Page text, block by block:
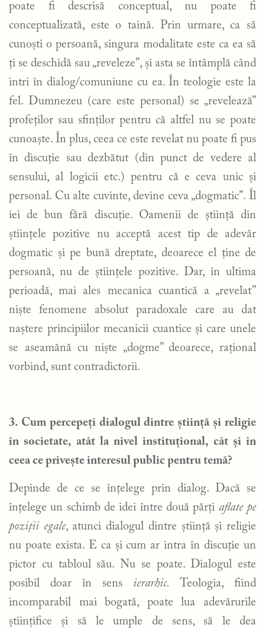
poate fi descrisă conceptual, nu poate fi
conceptualizată, este o taină. Prin urmare, ca să
cunoști o persoană, singura modalitate este ca ea să
ți se deschidă sau „reveleze”, și asta se întâmplă când
intri în dialog/comuniune cu ea. În teologie este la
fel. Dumnezeu (care este personal) se „revelează”
profeților sau sfinților pentru că altfel nu se poate
cunoaște. În plus, ceea ce este revelat nu poate fi pus
în discuție sau dezbătut (din punct de vedere al
sensului, al logicii etc.) pentru că e ceva unic și
personal. Cu alte cuvinte, devine ceva „dogmatic”. Îl
iei de bun fără discuție. Oamenii de știință din
științele pozitive nu acceptă acest tip de adevăr
dogmatic și pe bună dreptate, deoarece el ține de
persoană, nu de științele pozitive. Dar, în ultima
perioadă, mai ales mecanica cuantică a „revelat”
niște fenomene absolut paradoxale care au dat
naștere principiilor mecanicii cuantice și care unele
se aseamănă cu niște „dogme” deoarece, rațional
vorbind, sunt contradictorii.
3. Cum percepeți dialogul dintre știință și religie
în societate, atât la nivel instituțional, cât și în
ceea ce privește interesul public pentru temă?
Depinde de ce se înțelege prin dialog. Dacă se
înțelege un schimb de idei între două părți aflate pe
poziții egale, atunci dialogul dintre știință și religie
nu poate exista. E ca și cum ar intra în discuție un
pictor cu tabloul său. Nu se poate. Dialogul este
posibil doar în sens ierarhic. Teologia, fiind
incomparabil mai bogată, poate lua adevărurile
științifice și să le umple de sens, să le dea